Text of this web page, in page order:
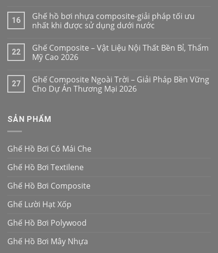
16
Ghế hồ bơi nhựa composite-giải pháp tối ưu
nhất khi được sử dụng dưới nước
22
Ghế Composite – Vật Liệu Nội Thất Bền Bỉ, Thẩm
Mỹ Cao 2026
27
Ghế Composite Ngoài Trời – Giải Pháp Bền Vững
Cho Dự Án Thương Mại 2026
SẢN PHẨM
Ghế Hồ Bơi Có Mái Che
Ghế Hồ Bơi Textilene
Ghế Hồ Bơi Composite
Ghế Lười Hạt Xốp
Ghế Hồ Bơi Polywood
Ghế Hồ Bơi Mây Nhựa